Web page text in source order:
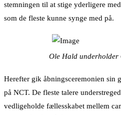
stemningen til at stige yderligere
som de fleste kunne synge med på.
Ole Hald underholder
Herefter gik åbningsceremonien sin
på NCT. De fleste talere
vedligeholde fællesskabet mellem